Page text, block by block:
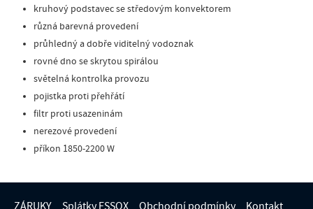
kruhový podstavec se středovým konvektorem
různá barevná provedení
průhledný a dobře viditelný vodoznak
rovné dno se skrytou spirálou
světelná kontrolka provozu
pojistka proti přehřátí
filtr proti usazeninám
nerezové provedení
příkon 1850-2200 W
ZÁRUKY Splátky ESSOX Obchodní podmínky Kontakt